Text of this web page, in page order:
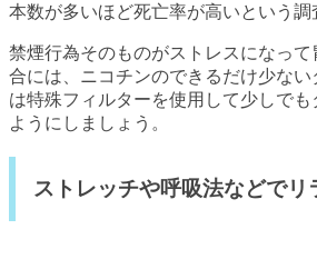
本数が多いほど死亡率が高いという調
禁煙行為そのものがストレスになっ
合には、ニコチンのできるだけ少な
は特殊フィルターを使用して少しで
ようにしましょう。
ストレッチや呼吸法などでリ